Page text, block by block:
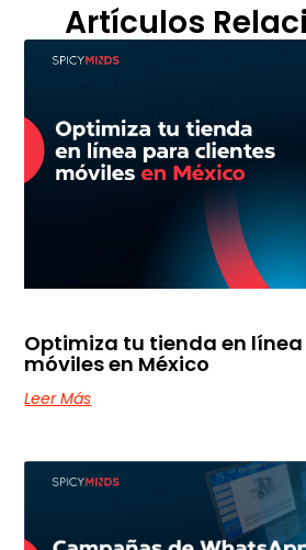
Artículos
Optimiza tu tienda en
móviles en México
Leer Más